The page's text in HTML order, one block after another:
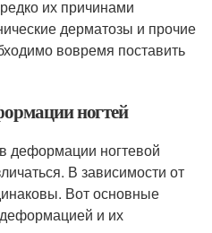
их причинами
дерматозы и прочие
вовремя поставить
ногтей
деформации ногтевой
В зависимости от
Вот основные
и их